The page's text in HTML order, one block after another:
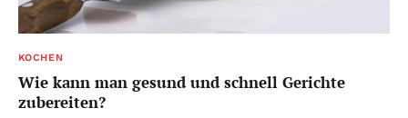
KOCHEN
Wie kann man gesund und schnell Gerichte
zubereiten?